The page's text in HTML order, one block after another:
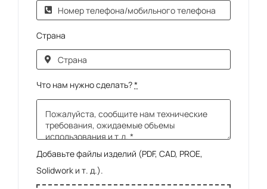
Страна
Что нам нужно сделать?*
Добавьте файлы изделий (PDF, CAD, PROE,
Solidwork и т. д.).